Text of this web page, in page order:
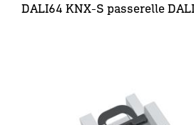
DALI64 KNX-S passerelle